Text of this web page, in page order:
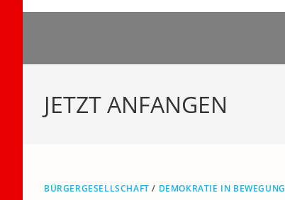
JETZT ANFANGEN
BÜRGERGESELLSCHAFT / DEMOKRATIE IN BEWEGUNG